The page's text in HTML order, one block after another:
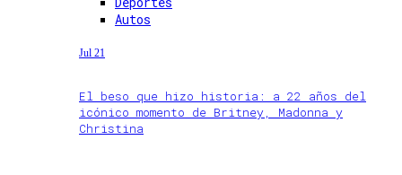
Autos
Jul 21
El beso que hizo historia: a 22 años del
icónico momento de Britney, Madonna y
Christina